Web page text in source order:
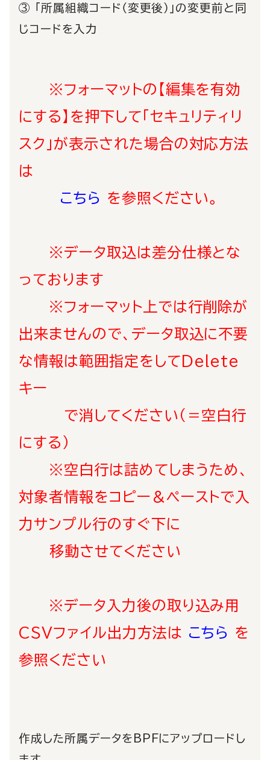
③ 「所属組織コード（変更後）」の変更前と同
じコードを入力
※フォーマットの【編集を有効
にする】を押下して「セキュリティリ
スク」が表示された場合の対応方法
は
こちら
を参照ください。
※データ取込は差分仕様とな
っております
※フォーマット上では行削除が
出来ませんので、データ取込に不要
な情報は範囲指定をして Delete
キー
で消してください（＝空白行
にする）
※空白行は詰めてしまうため、
対象者情報をコピー＆ペーストで入
力サンプル行のすぐ下に
移動させてください
※データ入力後の取り込み用
CSVファイル出力方法は こちら
を
参照ください
作成した所属データをBPFにアップロードし